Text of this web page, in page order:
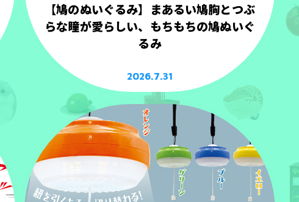
【鳩のぬいぐるみ】まあるい鳩胸とつぶ
らな瞳が愛らしい、もちもちの鳩ぬいぐ
るみ
2026.7.31